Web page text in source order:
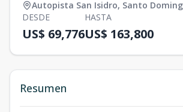
Autopista San Isidro, Santo
DESDE
US$ 69,776
HASTA
US$ 163,800
Resumen